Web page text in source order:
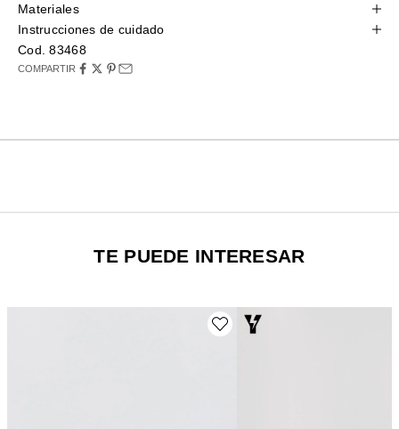
Materiales
Instrucciones de cuidado
Cod. 83468
COMPARTIR
TE PUEDE INTERESAR